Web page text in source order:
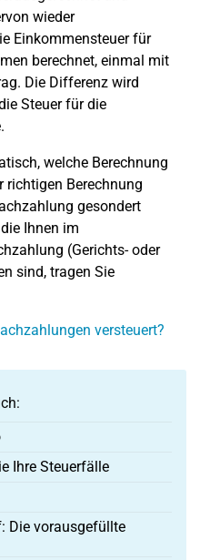
wieder
Einkommensteuer für
berechnet, einmal mit
Die Differenz wird
Steuer für die
welche Berechnung
richtigen Berechnung
gesondert
Ihnen im
(Gerichts- oder
sind, tragen Sie
versteuert?
Ihre Steuerfälle
Die vorausgefüllte